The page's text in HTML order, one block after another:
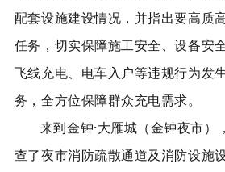
配套设施建设情况，并指出要高质
任务，切实保障施工安全、设备安
飞线充电、电车入户等违规行为发
务，全方位保障群众充电需求。
来到金钟·大雁城（金钟夜市）
查了夜市消防疏散通道及消防设施